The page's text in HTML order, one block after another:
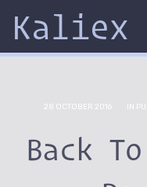
Kaliex
28 OCTOBER 2016 IN
Back